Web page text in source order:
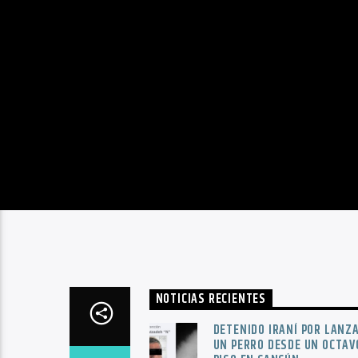
NOTICIAS RECIENTES
DETENIDO IRANÍ POR
UN PERRO DESDE UN